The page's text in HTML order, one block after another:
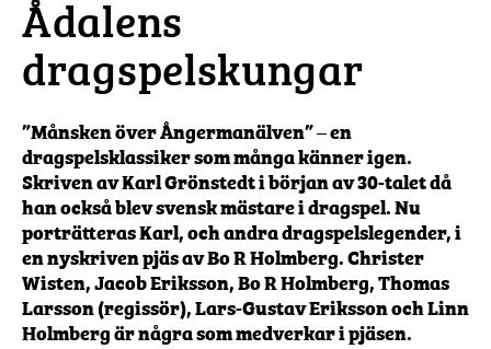
Ådalens
dragspelskungar
”Månsken över Ångermanälven” – en
dragspelsklassiker som många känner igen.
Skriven av Karl Grönstedt i början av 30-talet då
han också blev svensk mästare i dragspel. Nu
porträtteras Karl, och andra dragspelslegender, i
en nyskriven pjäs av Bo R Holmberg. Christer
Wisten, Jacob Eriksson, Bo R Holmberg, Thomas
Larsson (regissör), Lars-Gustav Eriksson och Linn
Holmberg är några som medverkar i pjäsen.